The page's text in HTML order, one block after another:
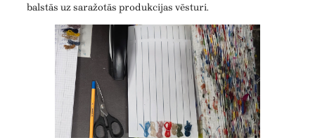
balstās uz saražotās produkcijas vēsturi.